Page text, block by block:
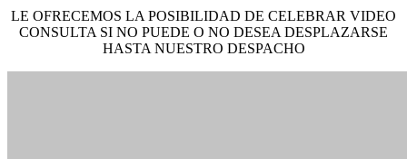
LE OFRECEMOS LA POSIBILIDAD DE CELEBRAR VIDEO
CONSULTA SI NO PUEDE O NO DESEA DESPLAZARSE
HASTA NUESTRO DESPACHO